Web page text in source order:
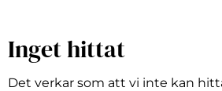
Inget hittat
Det verkar som att vi inte kan